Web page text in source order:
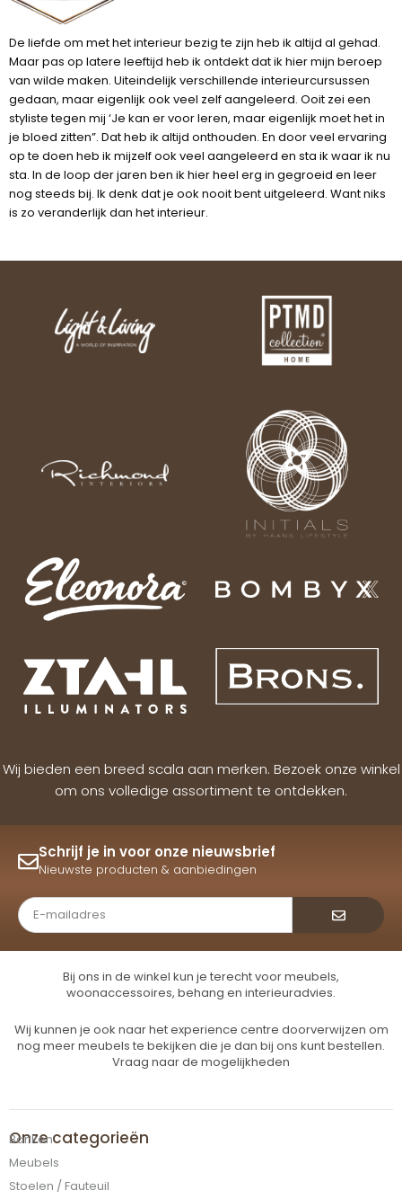
De liefde om met het interieur bezig te zijn heb ik altijd al gehad.
Maar pas op latere leeftijd heb ik ontdekt dat ik hier mijn beroep
van wilde maken. Uiteindelijk verschillende interieurcursussen
gedaan, maar eigenlijk ook veel zelf aangeleerd. Ooit zei een
styliste tegen mij ‘Je kan er voor leren, maar eigenlijk moet het in
je bloed zitten”. Dat heb ik altijd onthouden. En door veel ervaring
op te doen heb ik mijzelf ook veel aangeleerd en sta ik waar ik nu
sta. In de loop der jaren ben ik hier heel erg in gegroeid en leer
nog steeds bij. Ik denk dat je ook nooit bent uitgeleerd. Want niks
is zo veranderlijk dan het interieur.
Wij bieden een breed scala aan merken. Bezoek onze winkel
om ons volledige assortiment te ontdekken.
Schrijf je in voor onze nieuwsbrief
Nieuwste producten & aanbiedingen
Bij ons in de winkel kun je terecht voor meubels,
woonaccessoires, behang en interieuradvies.
Wij kunnen je ook naar het experience centre doorverwijzen om
nog meer meubels te bekijken die je dan bij ons kunt bestellen.
Vraag naar de mogelijkheden
Onze categorieën
Banken
Meubels
Stoelen / Fauteuil